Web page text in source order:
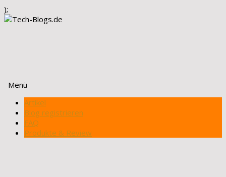
);
Menü
Zum
Inhalt
springen
Artikel
Blog registrieren
FAQ
Produkte & Review